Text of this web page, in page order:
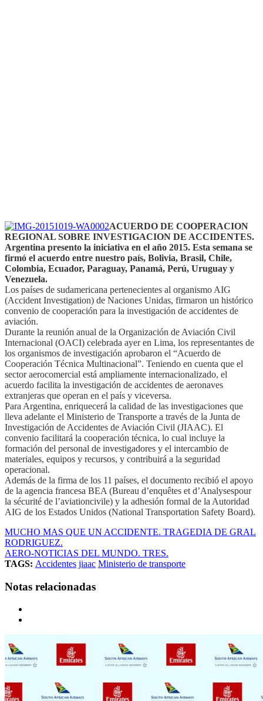
ACUERDO DE COOPERACION
REGIONAL SOBRE INVESTIGACION DE ACCIDENTES.
Argentina presento la iniciativa en el año 2015. Esta semana se
firmó el acuerdo entre nuestro país, Bolivia, Brasil, Chile,
Colombia, Ecuador, Paraguay, Panamá, Perú, Uruguay y
Venezuela.
Los países de sudamericana pertenecientes al organismo AIG
(Accident Investigation) de Naciones Unidas, firmaron un histórico
convenio de cooperación para la investigación de accidentes de
aviación.
Durante la reunión anual de la Organización de Aviación Civil
Internacional (OACI) celebrada ayer en Lima, los representantes de
los organismos de investigación aprobaron el “Acuerdo de
Cooperación Técnica Multinacional”. Teniendo en cuenta que el
sector aerocomercial está ampliamente internacionalizado, el
acuerdo facilita la investigación de accidentes de aeronaves
extranjeras que operan en el país y viceversa.
Para Argentina, enriquecerá la calidad de las investigaciones que
lleva adelante el Ministerio de Transporte a través de la Junta de
Investigación de Accidentes de Aviación Civil (JIAAC). El
convenio facilitará la cooperación técnica, lo cual incluye la
formación del personal de investigadores y el intercambio de
materiales, equipos y recursos, y contribuirá a la seguridad
operacional.
Además de la firma de los 11 países, el documento recibió el apoyo
de la agencia francesa BEA (Bureau d’enquêtes et d’Analysespour
la sécurité de l’aviationcivile) y la adhesión formal de la Autoridad
AIG de los Estados Unidos (National Transportation Safety Board).
MUCHO MAS QUE UN ACCIDENTE. TRAGEDIA DE GRAL
RODRIGUEZ.
AERO-NOTICIAS DEL MUNDO. TRES.
TAGS: Accidentes jiaac Ministerio de transporte
Notas relacionadas